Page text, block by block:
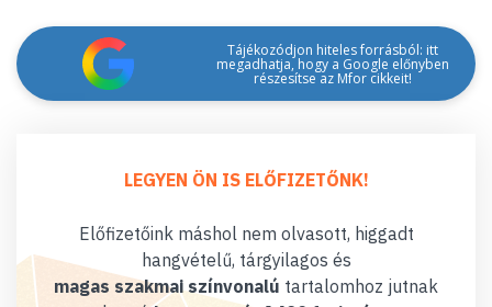
Tájékozódjon hiteles forrásból: itt
megadhatja, hogy a Google előnyben
részesítse az Mfor cikkeit!
LEGYEN ÖN IS ELŐFIZETŐNK!
Előfizetőink máshol nem olvasott, higgadt
hangvételű, tárgyilagos és
magas szakmai színvonalú tartalomhoz jutnak